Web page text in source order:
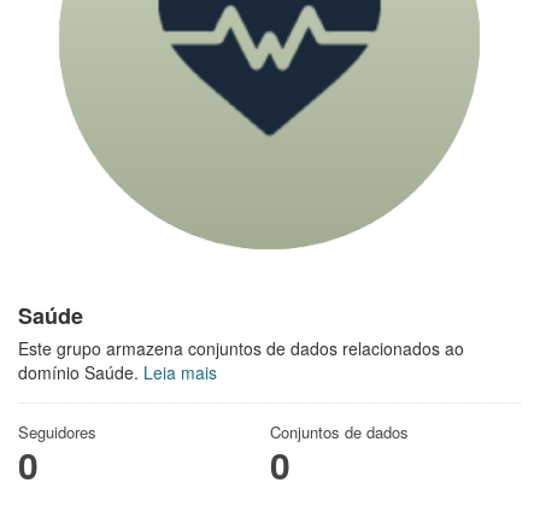
Saúde
Este grupo armazena conjuntos de dados relacionados ao
domínio Saúde. Leia mais
Seguidores
0
Conjuntos de dados
0